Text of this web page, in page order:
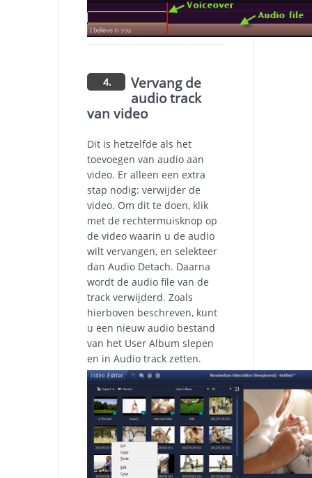
4.
Vervang de
audio track
van video
Dit is hetzelfde als het
toevoegen van audio aan
video. Er alleen een extra
stap nodig: verwijder de
video. Om dit te doen, klik
met de rechtermuisknop op
de video waarin u de audio
wilt vervangen, en selekteer
dan Audio Detach. Daarna
wordt de audio file van de
track verwijderd. Zoals
hierboven beschreven, kunt
u een nieuw audio bestand
van het User Album slepen
en in Audio track zetten.